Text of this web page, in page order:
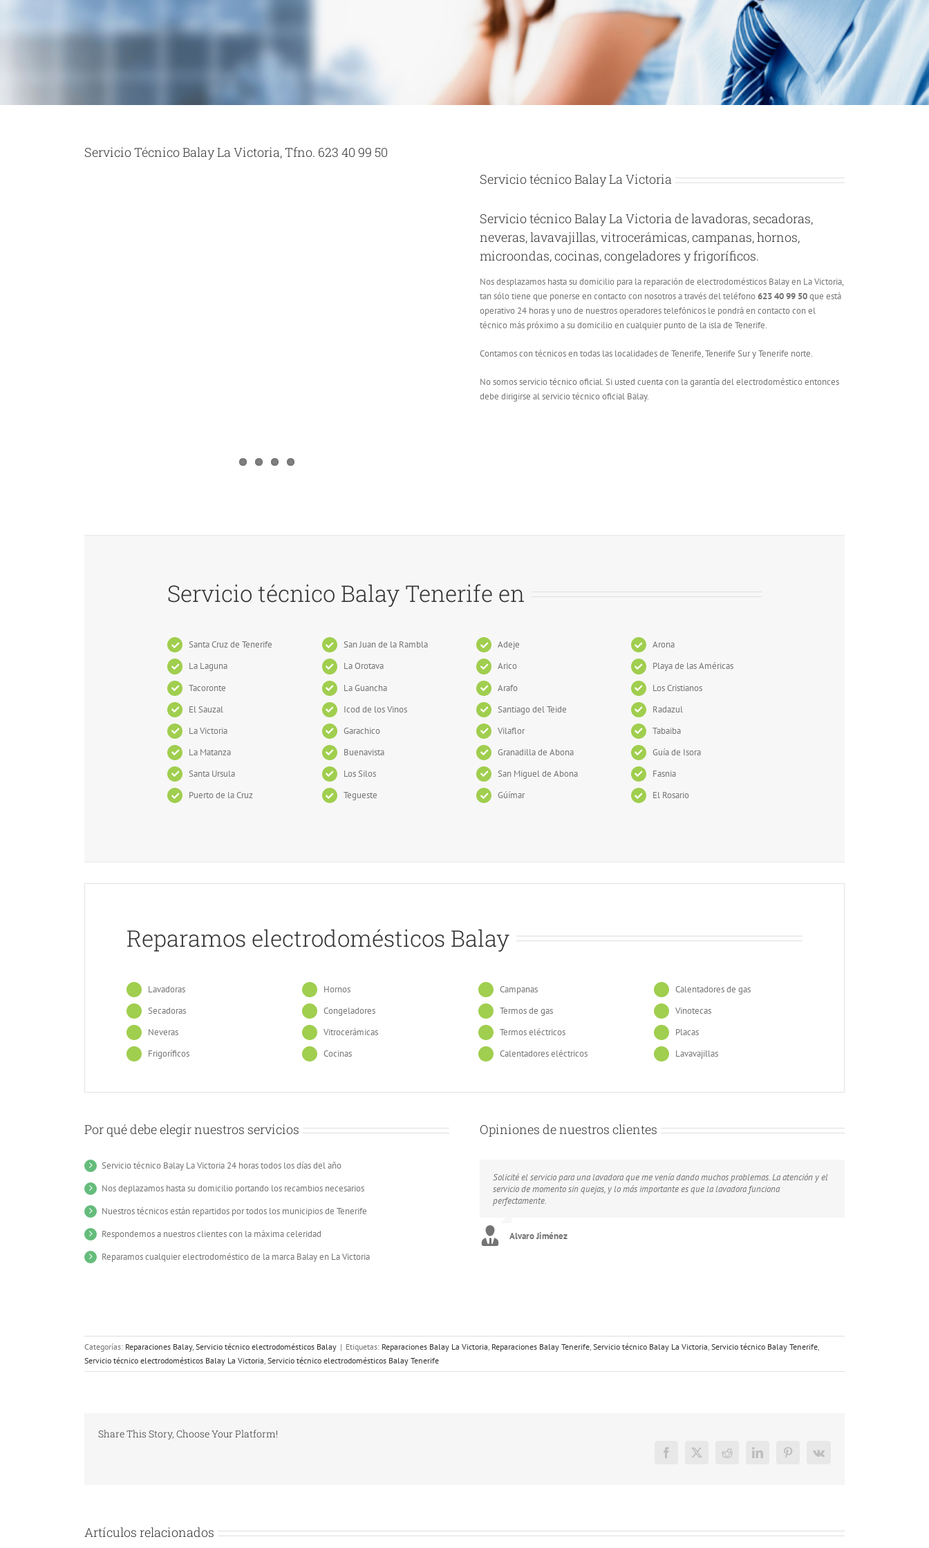
Servicio Técnico Balay La Victoria, Tfno. 623 40 99 50
Servicio técnico Balay La Victoria
Servicio técnico Balay La Victoria de lavadoras, secadoras,
neveras, lavavajillas, vitrocerámicas, campanas, hornos,
microondas, cocinas, congeladores y frigoríficos.
Nos desplazamos hasta su domicilio para la reparación de electrodomésticos Balay en La Victoria,
tan sólo tiene que ponerse en contacto con nosotros a través del teléfono623 40 99 50que está
operativo 24 horas y uno de nuestros operadores telefónicos le pondrá en contacto con el
técnico más próximo a su domicilio en cualquier punto de la isla de Tenerife.
Contamos con técnicos en todas las localidades de Tenerife, Tenerife Sur y Tenerife norte.
No somos servicio técnico oficial. Si usted cuenta con la garantía del electrodoméstico entonces
debe dirigirse al servicio técnico oficial Balay.
Servicio técnico Balay Tenerife en
Santa Cruz de Tenerife
La Laguna
Tacoronte
El Sauzal
La Victoria
La Matanza
Santa Ursula
Puerto de la Cruz
San Juan de la Rambla
La Orotava
La Guancha
Icod de los Vinos
Garachico
Buenavista
Los Silos
Tegueste
Adeje
Arico
Arafo
Santiago del Teide
Vilaflor
Granadilla de Abona
San Miguel de Abona
Gúímar
Arona
Playa de las Américas
Los Cristianos
Radazul
Tabaiba
Guía de Isora
Fasnia
El Rosario
Reparamos electrodomésticos Balay
Lavadoras
Secadoras
Neveras
Frigoríficos
Hornos
Congeladores
Vitrocerámicas
Cocinas
Campanas
Termos de gas
Termos eléctricos
Calentadores eléctricos
Calentadores de gas
Vinotecas
Placas
Lavavajillas
Por qué debe elegir nuestros servicios
Servicio técnico Balay La Victoria 24 horas todos los días del año
Nos deplazamos hasta su domicilio portando los recambios necesarios
Nuestros técnicos están repartidos por todos los municipios de Tenerife
Respondemos a nuestros clientes con la máxima celeridad
Reparamos cualquier electrodoméstico de la marca Balay en La Victoria
Opiniones de nuestros clientes
Solicité el servicio para una lavadora que me venía dando muchos problemas. La atención y el
servicio de momento sin quejas, y lo más importante es que la lavadora funciona
perfectamente.
Alvaro Jiménez
I contratcted this service and i would like to recommend it to every one interested in this
appliance repairs company.
Me arreglaron el congelador que utilizo para almacenar carne y pescado en mi restaurante por
lo que me salvaron de un apuro.
Categorías: Reparaciones Balay, Servicio técnico electrodomésticos Balay | Etiquetas: Reparaciones Balay La Victoria, Reparaciones Balay Tenerife, Servicio técnico Balay La Victoria, Servicio técnico Balay Tenerife,
Servicio técnico electrodomésticos Balay La Victoria, Servicio técnico electrodomésticos Balay Tenerife
Share This Story, Choose Your Platform!
Facebook
X Reddit LinkedInPinterest
Vk
Artículos relacionados